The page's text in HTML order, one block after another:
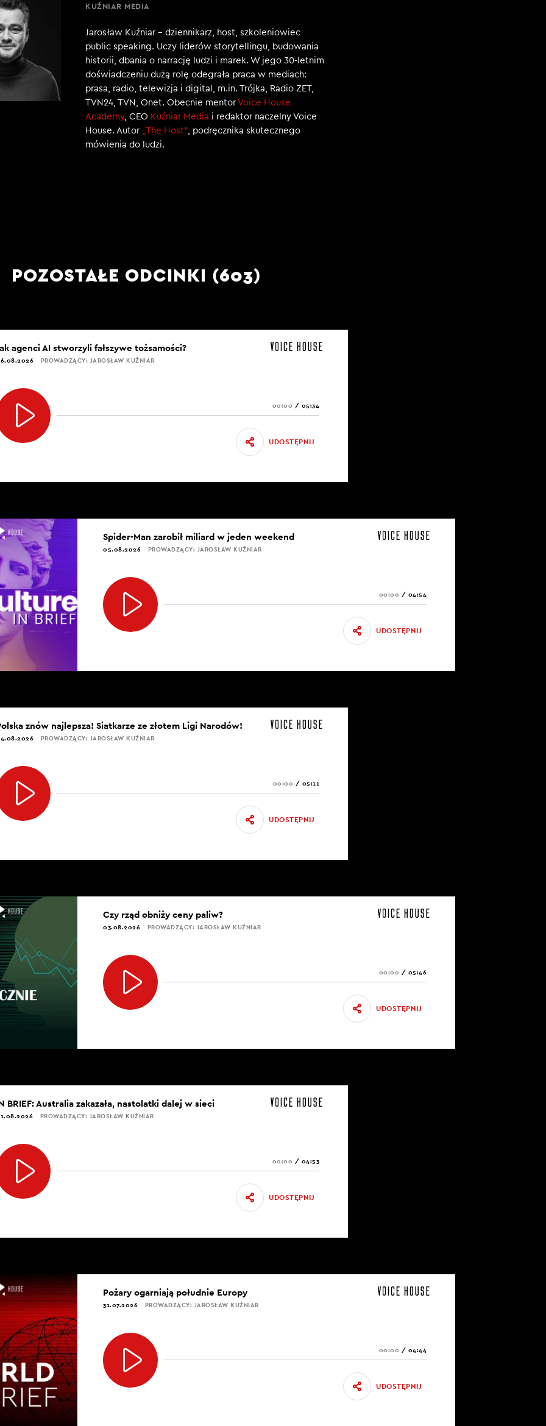
KUŹNIAR MEDIA
Jarosław Kuźniar – dziennikarz, host, szkoleniowiec
public speaking. Uczy liderów storytellingu, budowania
historii, dbania o narrację ludzi i marek. W jego 30-letnim
doświadczeniu dużą rolę odegrała praca w mediach:
prasa, radio, telewizja i digital, m.in. Trójka, Radio ZET,
TVN24, TVN, Onet. Obecnie mentorVoice House
Academy, CEO Kuźniar Media i redaktor naczelny Voice
House. Autor „The Host”, podręcznika skutecznego
mówienia do ludzi.
POZOSTAŁE ODCINKI (603)
agenci AI stworzyli fałszywe tożsamości?
PROWADZĄCY: JAROSŁAW KUŹNIAR
00:00 / 05:34
UDOSTĘPNIJ
Spider-Man zarobił miliard w jeden weekend
05.08.2026 PROWADZĄCY: JAROSŁAW KUŹNIAR
00:00 / 04:54
UDOSTĘPNIJ
znów najlepsza! Siatkarze ze złotem Ligi Narodów!
PROWADZĄCY: JAROSŁAW KUŹNIAR
00:00 / 05:11
UDOSTĘPNIJ
Czy rząd obniży ceny paliw?
03.08.2026 PROWADZĄCY: JAROSŁAW KUŹNIAR
00:00 / 05:46
UDOSTĘPNIJ
BRIEF: Australia zakazała, nastolatki dalej w sieci
PROWADZĄCY: JAROSŁAW KUŹNIAR
00:00 / 04:53
UDOSTĘPNIJ
Pożary ogarniają południe Europy
31.07.2026 PROWADZĄCY: JAROSŁAW KUŹNIAR
00:00 / 04:44
UDOSTĘPNIJ